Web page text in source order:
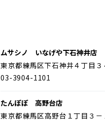
ムサシノ いなげや下石神井店
東京都練馬区下石神井４丁目
03-3904-1101
たんぽぽ 高野台店
東京都練馬区高野台１丁目３